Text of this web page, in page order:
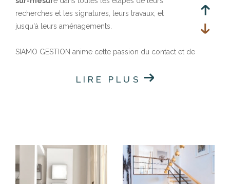
recherches et les signatures, leurs travaux, et
jusqu'à leurs aménagements.
SIAMO GESTION anime cette passion du contact et de
conseillera, louera, géra avec professionnalisme,
et en région Parisienne ? Faites-
nous confiance !
LIRE PLUS